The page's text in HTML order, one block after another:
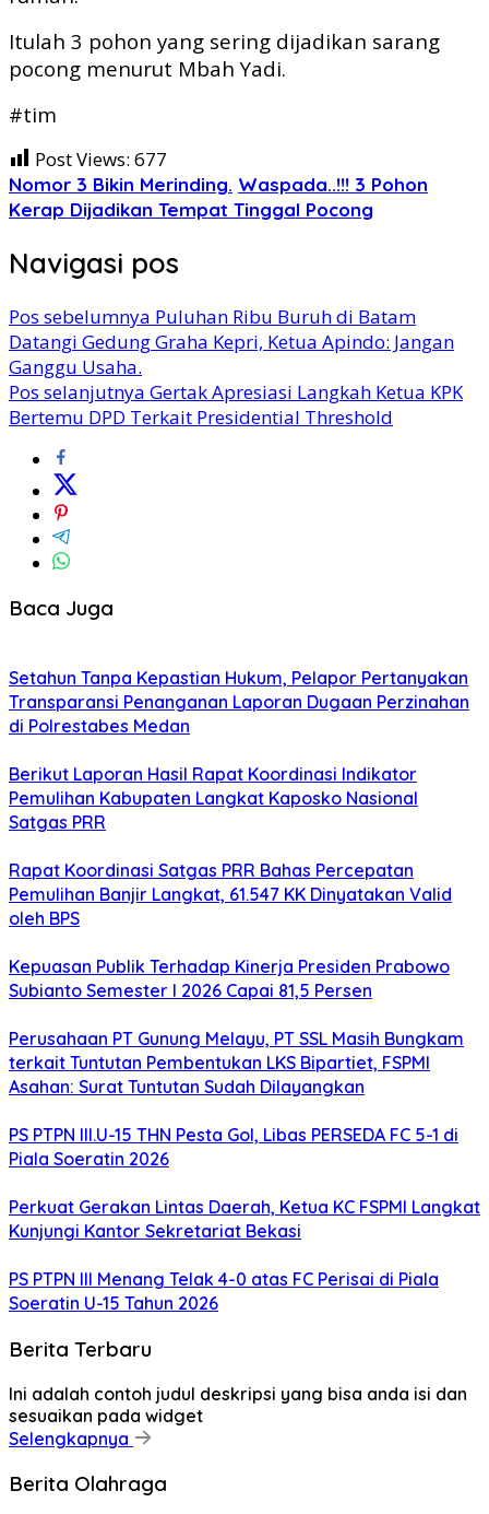
Itulah 3 pohon yang sering dijadikan sarang
pocong menurut Mbah Yadi.
#tim
Post Views: 677
Nomor 3 Bikin Merinding. Waspada..!!! 3 Pohon
Kerap Dijadikan Tempat Tinggal Pocong
Navigasi pos
Pos sebelumnya Puluhan Ribu Buruh di Batam
Datangi Gedung Graha Kepri, Ketua Apindo: Jangan
Ganggu Usaha.
Pos selanjutnya Gertak Apresiasi Langkah Ketua KPK
Bertemu DPD Terkait Presidential Threshold
Baca Juga
Setahun Tanpa Kepastian Hukum, Pelapor Pertanyakan
Transparansi Penanganan Laporan Dugaan Perzinahan
di Polrestabes Medan
Berikut Laporan Hasil Rapat Koordinasi Indikator
Pemulihan Kabupaten Langkat Kaposko Nasional
Satgas PRR
Rapat Koordinasi Satgas PRR Bahas Percepatan
Pemulihan Banjir Langkat, 61.547 KK Dinyatakan Valid
oleh BPS
Kepuasan Publik Terhadap Kinerja Presiden Prabowo
Subianto Semester I 2026 Capai 81,5 Persen
Perusahaan PT Gunung Melayu, PT SSL Masih Bungkam
terkait Tuntutan Pembentukan LKS Bipartiet, FSPMI
Asahan: Surat Tuntutan Sudah Dilayangkan
PS PTPN III.U-15 THN Pesta Gol, Libas PERSEDA FC 5-1 di
Piala Soeratin 2026
Perkuat Gerakan Lintas Daerah, Ketua KC FSPMI Langkat
Kunjungi Kantor Sekretariat Bekasi
PS PTPN III Menang Telak 4-0 atas FC Perisai di Piala
Soeratin U-15 Tahun 2026
Berita Terbaru
Ini adalah contoh judul deskripsi yang bisa anda isi dan
sesuaikan pada widget
Selengkapnya
Berita Olahraga